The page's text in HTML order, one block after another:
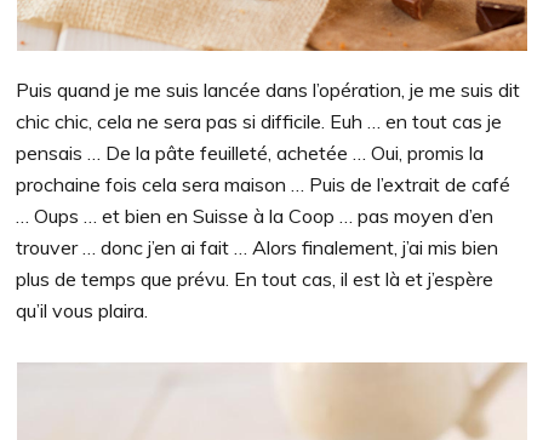
Puis quand je me suis lancée dans l’opération, je me suis dit
chic chic, cela ne sera pas si difficile. Euh … en tout cas je
pensais … De la pâte feuilleté, achetée … Oui, promis la
prochaine fois cela sera maison … Puis de l’extrait de café
… Oups … et bien en Suisse à la Coop … pas moyen d’en
trouver … donc j’en ai fait … Alors finalement, j’ai mis bien
plus de temps que prévu. En tout cas, il est là et j’espère
qu’il vous plaira.